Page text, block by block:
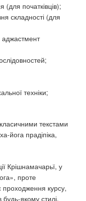
(для початківців);
складності (для
аджастмент
техніки;
текстами
йога прадіпіка,
Крішнамачарьї, у
проте
проходження курсу,
якому стилі.